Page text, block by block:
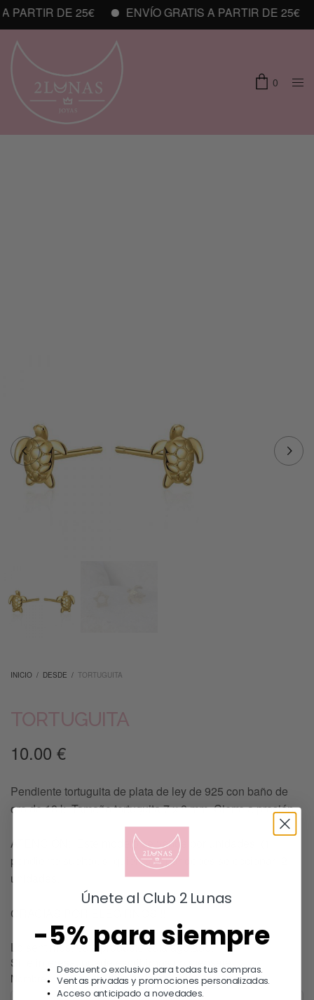
DE 25€ ENVÍO GRATIS A PARTIR DE 25€
0
INICIO / DESDE / TORTUGUITA
TORTUGUITA
10.00€
Pendiente tortuguita de plata de ley de 925 con baño de
oro de 18 k. Tamaño tortuguita 7 x 8 mm. Cierre a presión
ATENCIÓN: Este modelo se vende por unidades (1
pendiente suelto), si quieres el par debes seleccionar 2
unidades.
GRACIAS POR ELEGIRNOS !!
Lo sentimos, este producto esta agotado.
Si le interesa, puede escribirnos un mensaje.
Nombre
Únete al Club 2 Lunas
-5% para siempre
Descuento exclusivo para todas tus compras.
Ventas privadas y promociones personalizadas.
Acceso anticipado a novedades.